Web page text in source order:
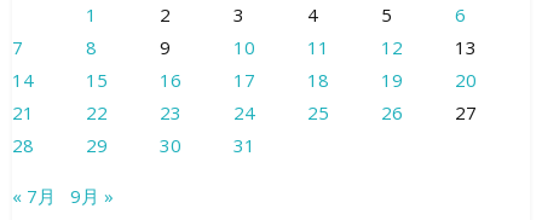
1
2 3 4 5
6
7
8 9 10 11 12
13
14
15 16 17 18 19
20
21
22 23 24 25 26
27
28
29 30 31
« 7月 9月 »